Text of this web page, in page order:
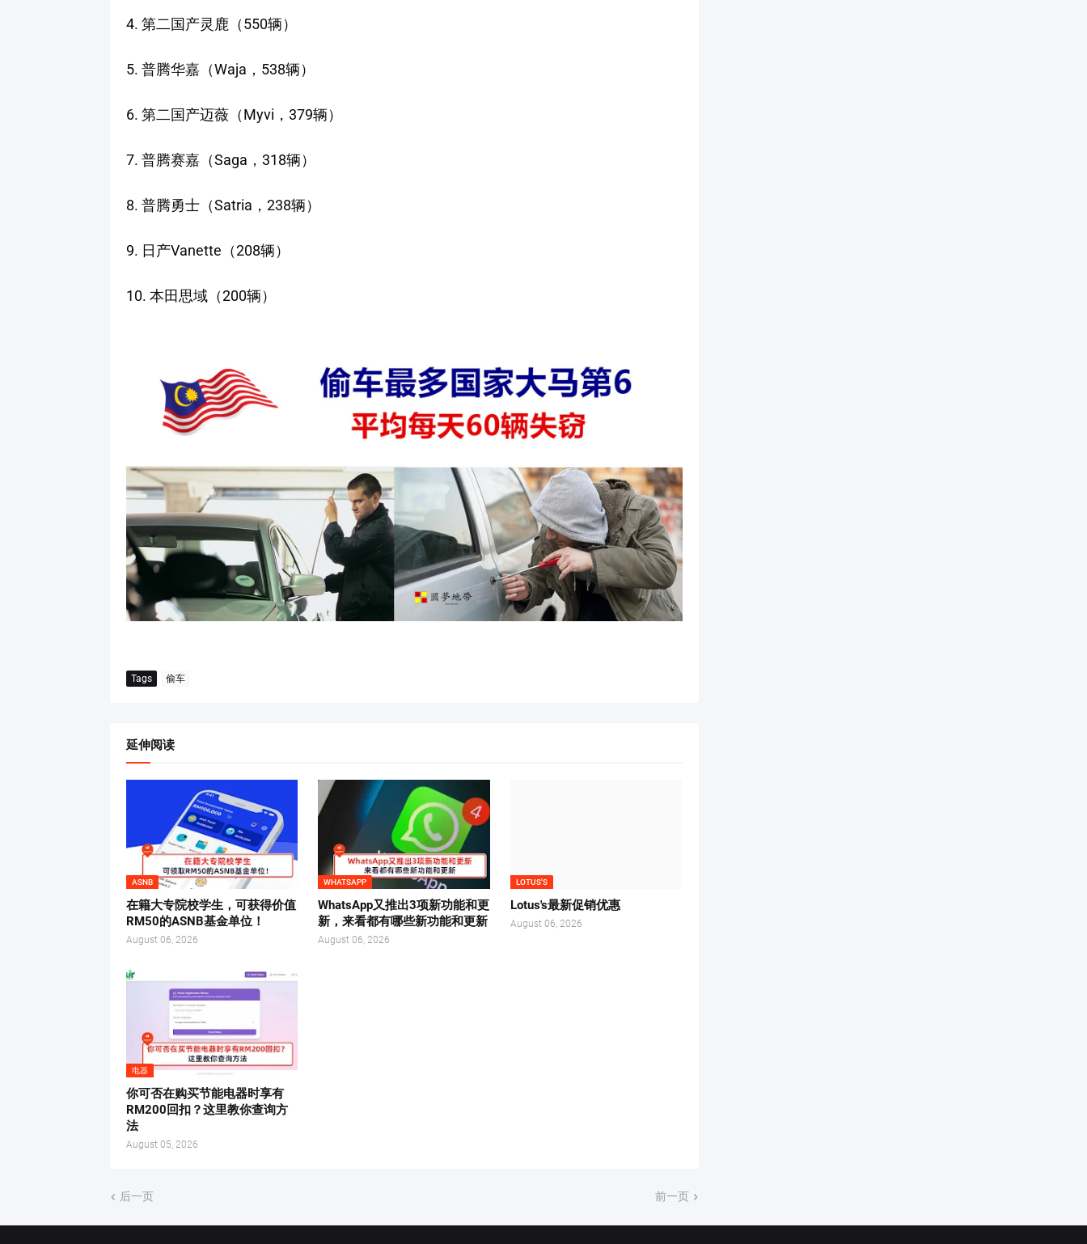
4. 第二国产灵鹿（550辆）
5. 普腾华嘉（Waja，538辆）
6. 第二国产迈薇（Myvi，379辆）
7. 普腾赛嘉（Saga，318辆）
8. 普腾勇士（Satria，238辆）
9. 日产Vanette（208辆）
10. 本田思域（200辆）
Tags 偷车
延伸阅读
ASNB
在籍大专院校学生，可获得价值
RM50的ASNB基金单位！
August 06, 2026
WHATSAPP
WhatsApp又推出3项新功能和更
新，来看都有哪些新功能和更新
August 06, 2026
LOTUS'S
Lotus's最新促销优惠
August 06, 2026
电器
你可否在购买节能电器时享有
RM200回扣？这里教你查询方
法
August 05, 2026
后一页 前一页